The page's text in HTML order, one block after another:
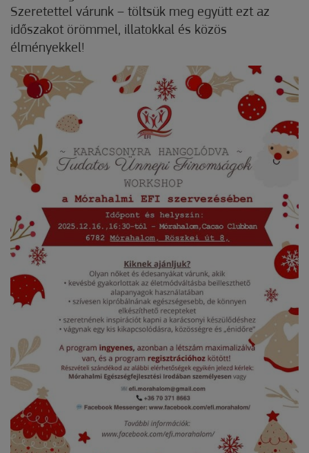
Szeretettel várunk – töltsük meg együtt ezt az
időszakot örömmel, illatokkal és közös
élményekkel!